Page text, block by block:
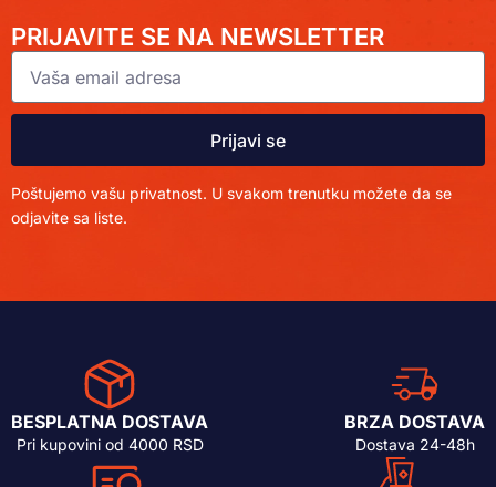
PRIJAVITE SE NA NEWSLETTER
Prijavi se
Poštujemo vašu privatnost. U svakom trenutku možete da se
odjavite sa liste.
BESPLATNA DOSTAVA
Pri kupovini od 4000 RSD
BRZA DOSTAVA
Dostava 24-48h